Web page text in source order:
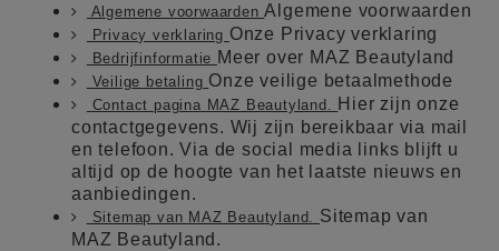
Algemene voorwaardenAlgemene voorwaarden
Privacy verklaring Onze Privacy verklaring
Bedrijfinformatie Meer over MAZ Beautyland
Veilige betaling Onze veilige betaalmethode
Contact pagina MAZ Beautyland. Hier zijn onze
contactgegevens. Wij zijn bereikbaar via mail
en telefoon. Via de social media links blijft u
altijd op de hoogte van het laatste nieuws en
aanbiedingen.
Sitemap van MAZ Beautyland. Sitemap van
MAZ Beautyland.